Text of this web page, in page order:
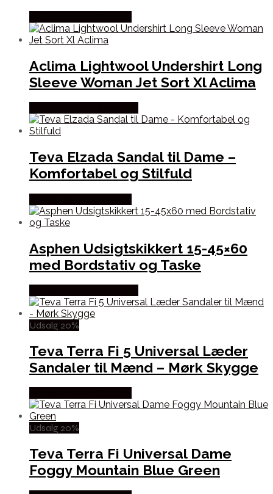
Aclima Lightwool Undershirt Long
Sleeve Woman Jet Sort Xl Aclima
Teva Elzada Sandal til Dame –
Komfortabel og Stilfuld
Asphen Udsigtskikkert 15-45×60
med Bordstativ og Taske
Udsalg 20%
Teva Terra Fi 5 Universal Læder
Sandaler til Mænd – Mørk Skygge
Udsalg 20%
Teva Terra Fi Universal Dame
Foggy Mountain Blue Green